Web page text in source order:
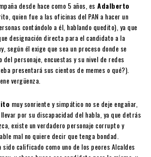
desde hace como 5 años, es Adalberto
quien fue a las oficinas del PAN a hacer un
contándolo a él, hablando quedito), ya que
designación directa para el candidato a la
según él exige que sea un proceso donde se
del personaje, encuestas y su nivel de redes
presentará sus cientos de memes o qué?).
vergüenza.
muy sonriente y simpático no se deje engañar,
por su discapacidad del habla, ya que detrás
existe un verdadero personaje corrupto y
mal no quiere decir que tenga bondad.
sido calificado como uno de los peores Alcaldes